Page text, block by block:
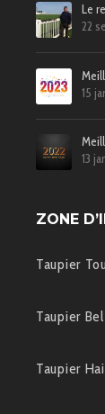
Le
22
15
13
ZONE
Taupier
Taupier
Taupier